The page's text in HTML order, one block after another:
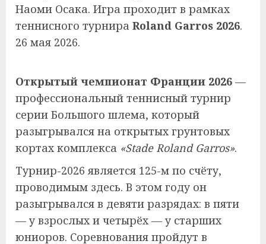
Наоми Осака. Игра проходит в рамках
теннисного турнира Roland Garros 2026.
26 мая 2026.
Открытый чемпионат Франции 2026 —
профессиональный теннисный турнир
серии Большого шлема, который
разыгрывался на открытых грунтовых
кортах комплекса «Stade Roland Garros».
Турнир-2026 является 125-м по счёту,
проводимым здесь. В этом году он
разыгрывался в девяти разрядах: в пяти
— у взрослых и четырёх — у старших
юниоров. Соревнования пройдут в